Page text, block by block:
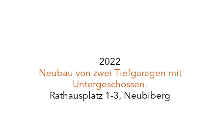
2022
Neubau von zwei Tiefgaragen mit
Untergeschossen.
Rathausplatz 1-3, Neubiberg